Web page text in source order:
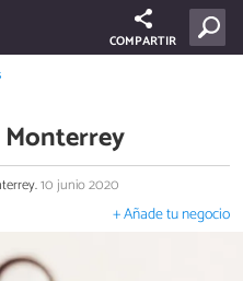
COMPARTIR
10 junio 2020
+ Añade tu negocio